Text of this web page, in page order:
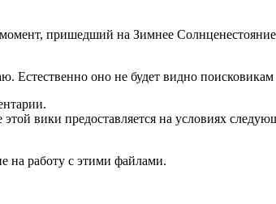
пришедший на Зимнее
Естественно оно не будет видно
вики предоставляется на условиях
на работу с этими файлами.